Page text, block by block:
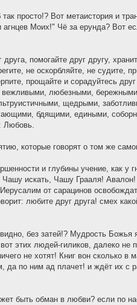
просто!? Вот метаистория и
Моих!" Чё за ерунда? Вот
помогайте друг другу,
не оскорбляйте, не судите,
прощайте и сорадуйтесь
вежливыми, любезными,
щедрыми,
бдящими, едиными,
Любовь.
которые говорят о том же
и глубины учение, как у
Чашу искать, Чашу Грааля!
от сарацинов
любите друг друга! смех
без затей!? Мудрость
этих людей-гиликов, далеко
не хотят! Книг вон сколько в
да по ним ад плачет! и ждёт их с
быть обман в любви? если по